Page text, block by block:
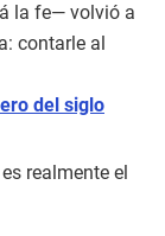
la fe— volvió a
contarle al
del siglo
realmente el